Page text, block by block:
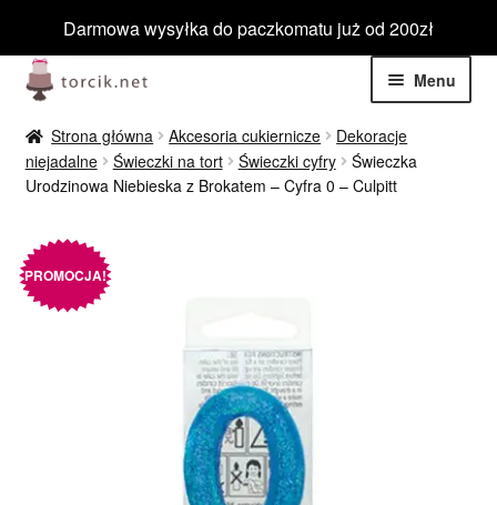
Darmowa wysyłka do paczkomatu już od 200zł
Przejdź
do
nawigacji
Przejdź
do
treści
Menu
Jadalne
Niejadalne
Barwniki spożywcze
Tematyczne
Strona główna Akcesoria cukiernicze
Dekoracje
niejadalne
Świeczki na tort Świeczki cyfry
Świeczka
Urodzinowa Niebieska z Brokatem – Cyfra 0 – Culpitt
PROMOCJA!